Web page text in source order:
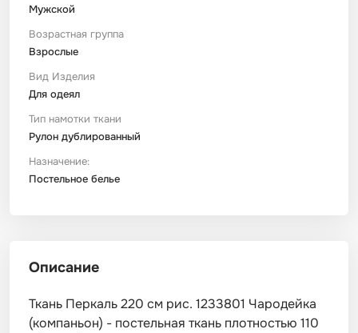
Мужской
Возрастная группа
Взрослые
Вид Изделия
Для одеял
Тип намотки ткани
Рулон дублированный
Назначение:
Постельное белье
Описание
Ткань Перкаль 220 см рис. 1233801 Чародейка
(компаньон) - постельная ткань плотностью 110